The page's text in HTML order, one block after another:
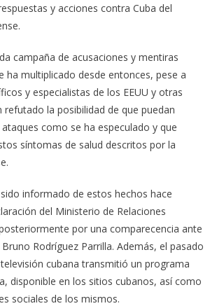
y acciones contra Cuba del
campaña de acusaciones y mentiras
ha multiplicado desde entonces, pese a
y especialistas de los EEUU y otras
la posibilidad de que puedan
como se ha especulado y que
síntomas de salud descritos por la
informado de estos hechos hace
del Ministerio de Relaciones
por una comparecencia ante
Rodríguez Parrilla. Además, el pasado
cubana transmitió un programa
disponible en los sitios cubanos, así como
sociales de los mismos.